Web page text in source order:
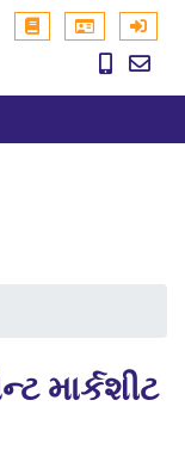
માર્કશીટ